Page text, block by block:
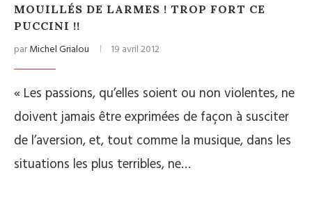
MOUILLÉS DE LARMES ! TROP FORT CE
PUCCINI !!
parMichel Grialou 19 avril 2012
« Les passions, qu’elles soient ou non violentes, ne
doivent jamais être exprimées de façon à susciter
de l’aversion, et, tout comme la musique, dans les
situations les plus terribles, ne…